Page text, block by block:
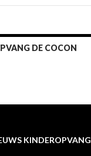
DE COCON
KINDEROPVANG